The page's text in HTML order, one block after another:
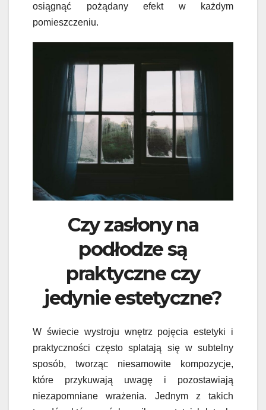
osiągnąć pożądany efekt w każdym
pomieszczeniu.
Czy zasłony na
podłodze są
praktyczne czy
jedynie estetyczne?
W świecie wystroju wnętrz pojęcia estetyki i
praktyczności często splatają się w subtelny
sposób, tworząc niesamowite kompozycje,
które przykuwają uwagę i pozostawiają
niezapomniane wrażenia. Jednym z takich